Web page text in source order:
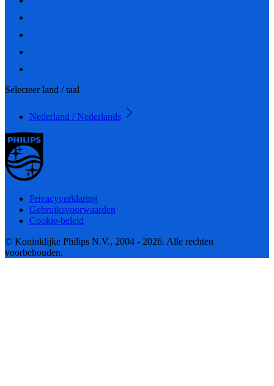
Selecteer land / taal
Nederland / Nederlands
Privacyverklaring
Gebruiksvoorwaarden
Cookie-beleid
© Koninklijke Philips N.V., 2004 - 2026. Alle rechten
voorbehouden.